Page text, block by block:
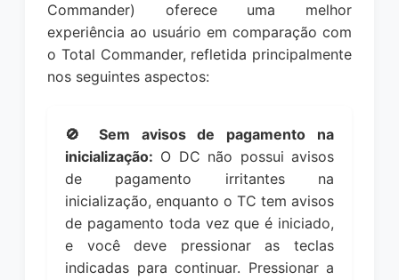
Commander) oferece uma melhor
experiência ao usuário em comparação com
o Total Commander, refletida principalmente
nos seguintes aspectos:
🚫 Sem avisos de pagamento na
inicialização: O DC não possui avisos
de pagamento irritantes na
inicialização, enquanto o TC tem avisos
de pagamento toda vez que é iniciado,
e você deve pressionar as teclas
indicadas para continuar. Pressionar a